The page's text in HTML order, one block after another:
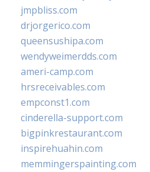
jmpbliss.com
drjorgerico.com
queensushipa.com
wendyweimerdds.com
ameri-camp.com
hrsreceivables.com
empconst1.com
cinderella-support.com
bigpinkrestaurant.com
inspirehuahin.com
memmingerspainting.com